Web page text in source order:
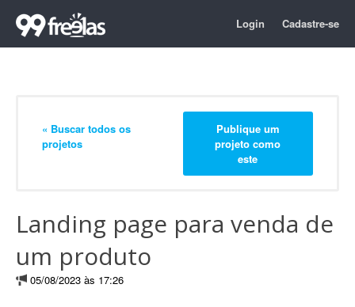
Login Cadastre-se
« Buscar todos os
projetos
Publique um
projeto como
este
Landing page para venda de
um produto
05/08/2023 às 17:26